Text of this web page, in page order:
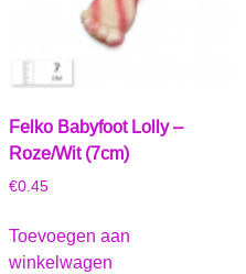
Felko Babyfoot Lolly –
Roze/Wit (7cm)
€0.45
Toevoegen aan
winkelwagen